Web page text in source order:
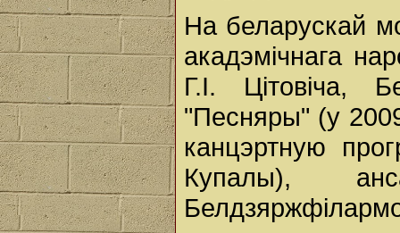
На беларускай
акадэмічнага
Г.І. Цітовіча,
"Песняры" (у
канцэртную
Купалы),